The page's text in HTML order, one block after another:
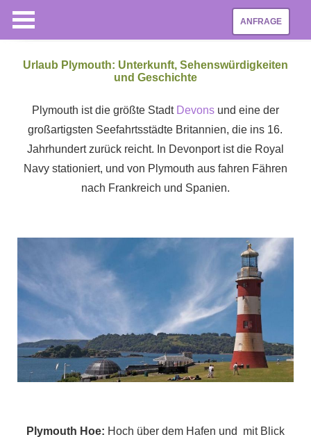
ANFRAGE
Urlaub Plymouth: Unterkunft, Sehenswürdigkeiten
und Geschichte
Plymouth ist die größte Stadt Devonsund eine der
großartigsten Seefahrtsstädte Britannien, die ins 16.
Jahrhundert zurück reicht. In Devonport ist die Royal
Navy stationiert, und von Plymouth aus fahren Fähren
nach Frankreich und Spanien.
Plymouth Hoe: Hoch über dem Hafen und mit Blick